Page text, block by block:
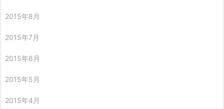
2015年8月
2015年7月
2015年6月
2015年5月
2015年4月